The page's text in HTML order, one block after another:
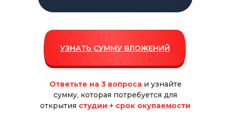
УЗНАТЬ СУММУ ВЛОЖЕНИЙ
Ответьте на 3 вопросаи узнайте
сумму, которая потребуется для
открытия студии + срок окупаемости